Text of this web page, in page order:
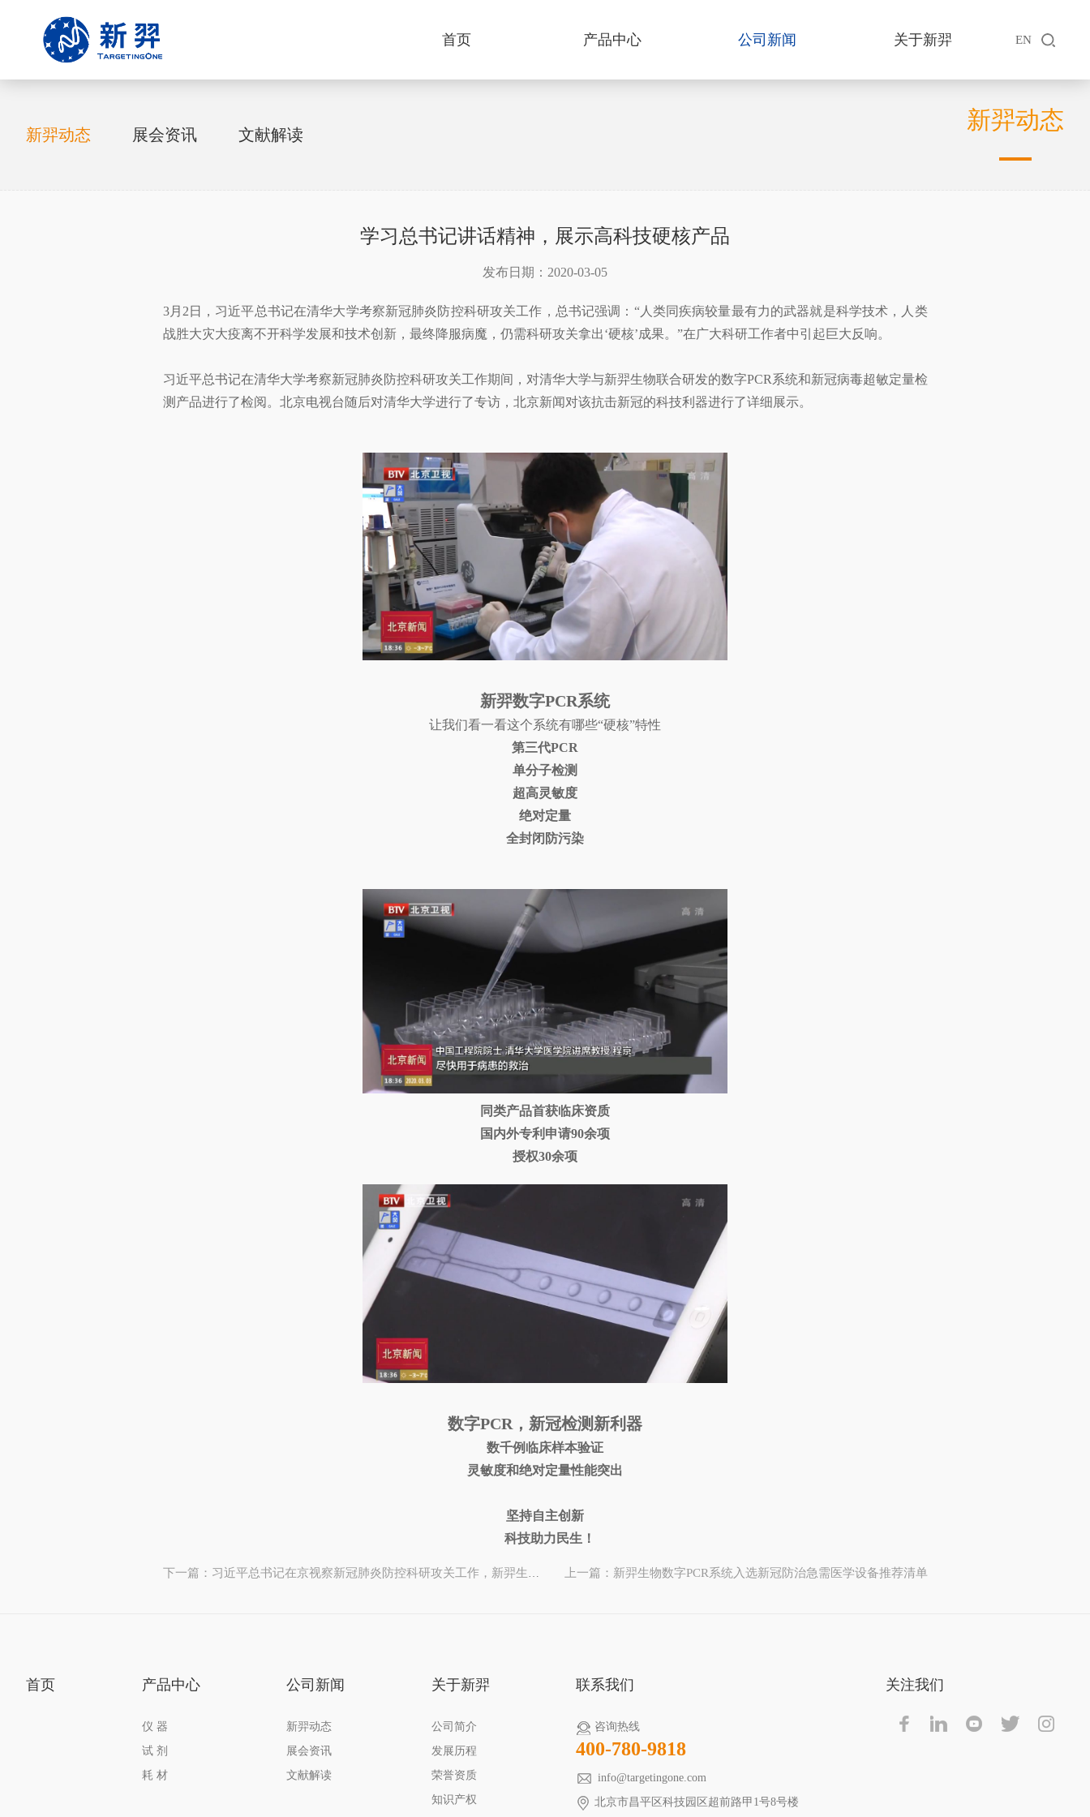
首页 产品中心 公司新闻 关于新羿 EN
新羿动态
新羿动态 展会资讯 文献解读
学习总书记讲话精神，展示高科技硬核产品
发布日期：2020-03-05
3月2日，习近平总书记在清华大学考察新冠肺炎防控科研攻关工作，总书记强调：“人类同疾病较量最有力的武器就是科学技术，人类
战胜大灾大疫离不开科学发展和技术创新，最终降服病魔，仍需科研攻关拿出‘硬核’成果。”在广大科研工作者中引起巨大反响。
习近平总书记在清华大学考察新冠肺炎防控科研攻关工作期间，对清华大学与新羿生物联合研发的数字PCR系统和新冠病毒超敏定量检
测产品进行了检阅。北京电视台随后对清华大学进行了专访，北京新闻对该抗击新冠的科技利器进行了详细展示。
新羿数字PCR系统
让我们看一看这个系统有哪些“硬核”特性
第三代PCR
单分子检测
超高灵敏度
绝对定量
全封闭防污染
同类产品首获临床资质
国内外专利申请90余项
授权30余项
数字PCR，新冠检测新利器
数千例临床样本验证
灵敏度和绝对定量性能突出
坚持自主创新
科技助力民生！
下一篇：习近平总书记在京视察新冠肺炎防控科研攻关工作，新羿生物产品接受检阅！ 上一篇：新羿生物数字PCR系统入选新冠防治急需医学设备推荐清单
首页 产品中心
仪 器
试 剂
耗 材
公司新闻
新羿动态
展会资讯
文献解读
关于新羿
公司简介
发展历程
荣誉资质
知识产权
联系我们
咨询热线
400-780-9818
info@targetingone.com
北京市昌平区科技园区超前路甲1号8号楼
关注我们